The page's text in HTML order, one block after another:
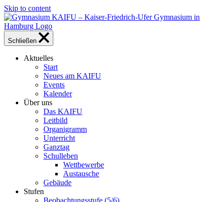
Skip to content
Schließen
Aktuelles
Start
Neues am KAIFU
Events
Kalender
Über uns
Das KAIFU
Leitbild
Organigramm
Unterricht
Ganztag
Schulleben
Wettbewerbe
Austausche
Gebäude
Stufen
Beobachtungsstufe (5/6)